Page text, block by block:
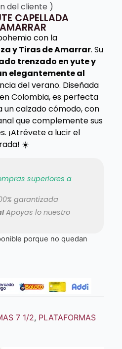
del cliente )
CAPELLADA
con la
y Tiras de Amarrar. Su
trenzado en yute y
elegantemente al
del verano. Diseñada
Colombia, es perfecta
un calzado cómodo, con
que complemente sus
¡Atrévete a lucir el
☀️
superiores a
garantizada
Apoyas lo nuestro
porque no quedan
7 1/2, PLATAFORMAS